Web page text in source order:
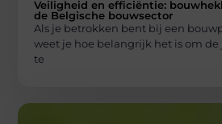
Veiligheid en efficiëntie:
de Belgische bouwsector
Als je betrokken bent bij een
weet je hoe belangrijk het is om
te